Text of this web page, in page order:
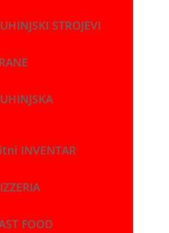
STROJEVI
INVENTAR
FOOD